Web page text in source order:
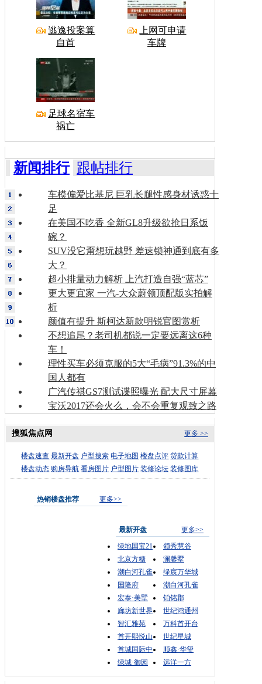
逃逸投案算
自首
上网可申请
车牌
足球名宿车
祸亡
新闻排行 跟帖排行
车模偏爱比基尼 巨乳长腿性感身材诱惑十
足
在美国不吃香 全新GL8升级欲抢日系饭
碗？
SUV没它甭想玩越野 差速锁神通到底有多
大？
超小排量动力解析 上汽打造自强“蓝芯”
更大更宜家 一汽-大众蔚领顶配版实拍解
析
颜值有提升 斯柯达新款明锐官图赏析
不想追尾？老司机都说一定要远离这6种
车！
理性买车必须克服的5大“毛病”91.3%的中
国人都有
广汽传祺GS7测试谍照曝光 配大尺寸屏幕
宝沃2017还会火么，会不会重复观致之路
更多 >>
搜狐焦点网
楼盘速查 最新开盘 户型搜索 电子地图 楼盘点评 贷款计算
楼盘动态 购房导航 看房图片 户型图片 装修论坛 装修图库
热销楼盘推荐 更多>>
最新开盘
更多>>
绿地国宝21
领秀慧谷
北京方糖
澜馨墅
潮白河孔雀
绿宸万华城
国隆府
潮白河孔雀
宏泰·美墅
铂铭郡
廊坊新世界
世纪鸿通州
智汇雅苑
万科首开台
首开熙悦山
世纪星城
首城国际中
顺鑫·华玺
绿城·御园
远洋一方